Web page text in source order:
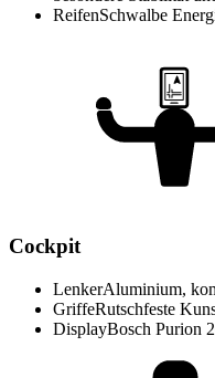
ReifenSchwalbe
Cockpit
LenkerAluminium,
GriffeRutschfeste
DisplayBosch Purion